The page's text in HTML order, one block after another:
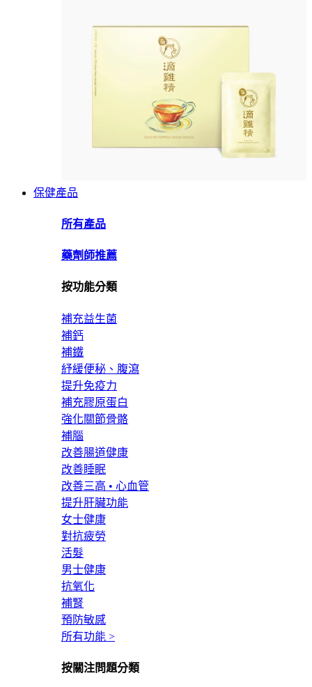
保健產品
所有產品
藥劑師推薦
按功能分類
補充益生菌
補鈣
補鐵
紓緩便秘、腹瀉
提升免疫力
補充膠原蛋白
強化關節骨骼
補腦
改善腸道健康
改善睡眠
改善三高 • 心血管
提升肝臟功能
女士健康
對抗疲勞
活髮
男士健康
抗氧化
補腎
預防敏感
所有功能 >
按關注問題分類